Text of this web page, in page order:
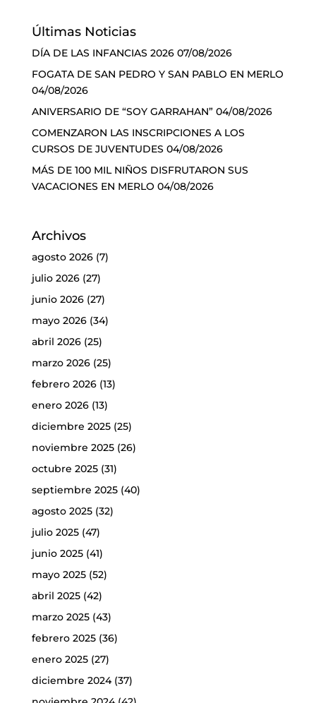
Últimas Noticias
DÍA DE LAS INFANCIAS 2026 07/08/2026
FOGATA DE SAN PEDRO Y SAN PABLO EN MERLO
04/08/2026
ANIVERSARIO DE “SOY GARRAHAN” 04/08/2026
COMENZARON LAS INSCRIPCIONES A LOS
CURSOS DE JUVENTUDES 04/08/2026
MÁS DE 100 MIL NIÑOS DISFRUTARON SUS
VACACIONES EN MERLO 04/08/2026
Archivos
agosto 2026(7)
julio 2026(27)
junio 2026(27)
mayo 2026(34)
abril 2026(25)
marzo 2026(25)
febrero 2026(13)
enero 2026(13)
diciembre 2025(25)
noviembre 2025(26)
octubre 2025(31)
septiembre 2025(40)
agosto 2025(32)
julio 2025(47)
junio 2025(41)
mayo 2025(52)
abril 2025(42)
marzo 2025(43)
febrero 2025(36)
enero 2025(27)
diciembre 2024(37)